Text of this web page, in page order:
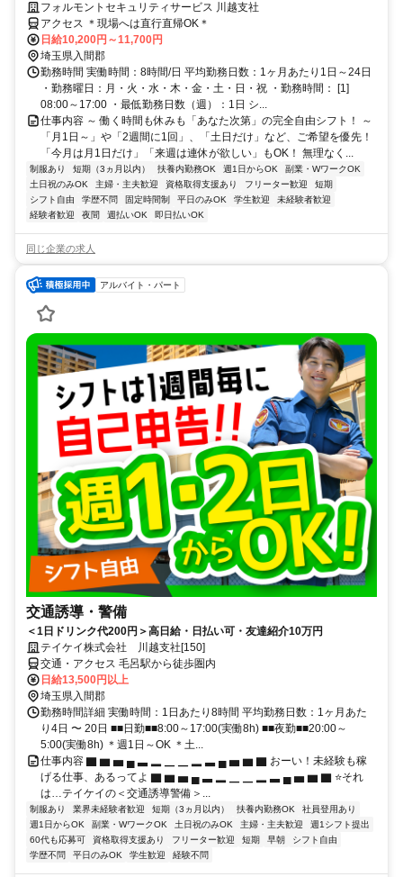
由シフト♪日払いOK♪
フォルモントセキュリティサービス 川越支社
アクセス ＊現場へは直行直帰OK＊
日給10,200円～11,700円
埼玉県入間郡
勤務時間 実働時間：8時間/日 平均勤務日数：1ヶ月あたり1日～24日
・勤務曜日：月・火・水・木・金・土・日・祝 ・勤務時間： [1]
08:00～17:00 ・最低勤務日数（週）：1日 シ...
仕事内容 ～ 働く時間も休みも「あなた次第」の完全自由シフト！ ～
「月1日～」や「2週間に1回」、「土日だけ」など、ご希望を優先！
「今月は月1日だけ」「来週は連休が欲しい」もOK！ 無理なく...
制服あり 短期（3ヵ月以内） 扶養内勤務OK 週1日からOK
副業・WワークOK
土日祝のみOK
主婦・主夫歓迎 資格取得支援あり フリーター歓迎
短期
シフト自由
学歴不問 固定時間制 平日のみOK 学生歓迎
未経験者歓迎
経験者歓迎
夜間 週払いOK 即日払いOK
同じ企業の求人
アルバイト・パート
交通誘導・警備
＜1日ドリンク代200円＞高日給・日払い可・友達紹介10万円
テイケイ株式会社 川越支社[150]
交通・アクセス 毛呂駅から徒歩圏内
日給13,500円以上
埼玉県入間郡
勤務時間詳細 実働時間：1日あたり8時間 平均勤務日数：1ヶ月あた
り4日 〜 20日 ■■日勤■■8:00～17:00(実働8h) ■■夜勤■■20:00～
5:00(実働8h) ＊週1日～OK ＊土...
仕事内容 ▇ ▆ ▅ ▄ ▃ ▂ ▁ ▁ ▂ ▃ ▄ ▅ ▆ ▇ おーい！未経験も稼
げる仕事、あるってよ ▇ ▆ ▅ ▄ ▃ ▂ ▁ ▁ ▂ ▃ ▄ ▅ ▆ ▇ ⭐それ
は…テイケイの＜交通誘導警備＞...
制服あり 業界未経験者歓迎 短期（3ヵ月以内） 扶養内勤務OK
社員登用あり
週1日からOK
副業・WワークOK 土日祝のみOK 主婦・主夫歓迎
週1シフト提出
60代も応募可
資格取得支援あり フリーター歓迎 短期 早朝
シフト自由
学歴不問
平日のみOK 学生歓迎 経験不問